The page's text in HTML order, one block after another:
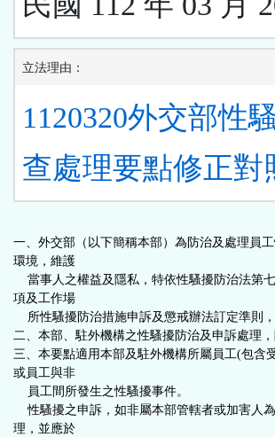
立法理由：
1120320外交部性
查處理要點修正對
一、外交部（以下簡稱本部）為防治及處理員
環境，維護
當事人之權益及隱私，特依性騷擾防治法第
項及工作場
所性騷擾防治措施申訴及懲戒辦法訂定準則，
二、本部、駐外機構之性騷擾防治及申訴處理
三、本要點適用本部及駐外機構所屬員工(包含
或員工與非
員工間所發生之性騷擾事件。
性騷擾之申訴，如非屬本部管轄者或加害人
理，並應於